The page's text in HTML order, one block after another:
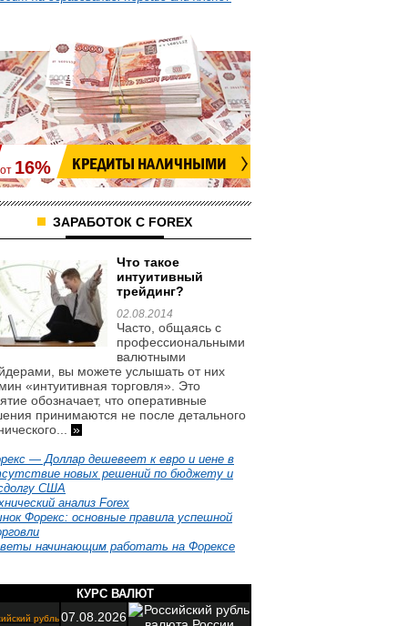
от 16% КРЕДИТЫ НАЛИЧНЫМИ
ЗАРАБОТОК С FOREX
Что такое
интуитивный
трейдинг?
02.08.2014
Часто, общаясь с
профессиональными
валютными
вы можете услышать от них
«интуитивная торговля». Это
обозначает, что оперативные
принимаются не после детального
»
— Доллар дешевеет к евро и иене в
новых решений по бюджету и
США
анализ Forex
Форекс: основные правила успешной
начинающим работать на Форексе
КУРС ВАЛЮТ
рубль07.08.2026